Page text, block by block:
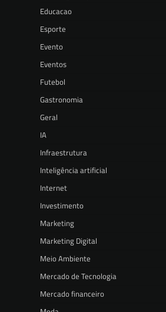
Educacao
Esporte
Evento
Eventos
Futebol
Gastronomia
Geral
IA
Infraestrutura
Inteligência artificial
Internet
Investimento
Marketing
Marketing Digital
Meio Ambiente
Mercado de Tecnologia
Mercado financeiro